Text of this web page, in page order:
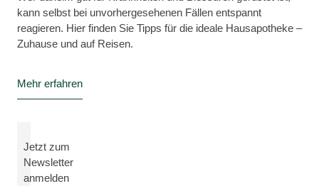
kann selbst bei unvorhergesehenen Fällen entspannt
reagieren. Hier finden Sie Tipps für die ideale Hausapotheke –
Zuhause und auf Reisen.
Mehr erfahren
Jetzt zum
Newsletter
anmelden